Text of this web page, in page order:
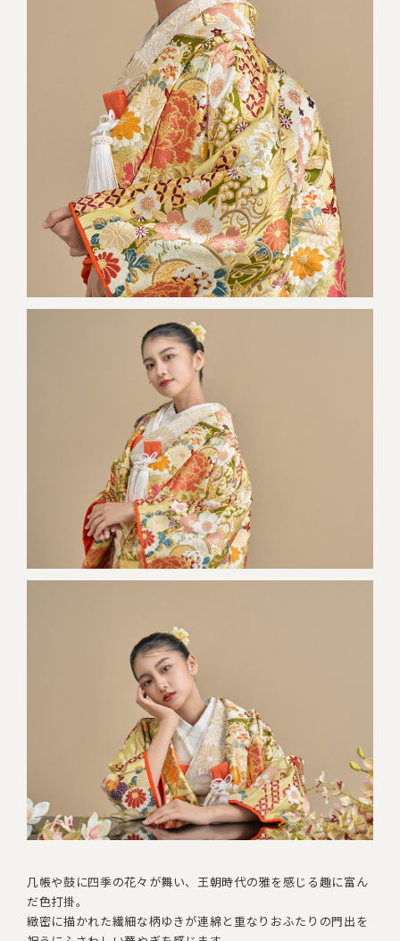
几帳や鼓に四季の花々が舞い、王朝時代の雅を感じる趣に富ん
だ色打掛。
緻密に描かれた繊細な柄ゆきが連綿と重なり おふたりの門出を